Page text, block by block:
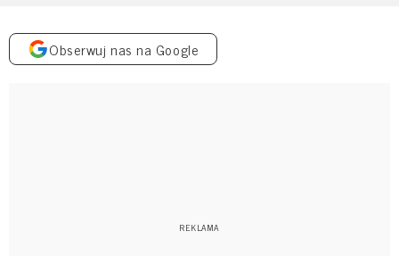
Obserwuj nas na Google